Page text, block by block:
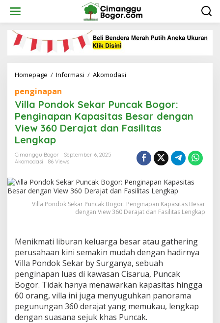
content
Homepage / Informasi / Akomodasi
Puncak
Bogor:
Penginapan
Kapasitas
View
dan
Fasilitas
penginapan
Villa Pondok Sekar Puncak Bogor:
Penginapan Kapasitas Besar dengan
View 360 Derajat dan Fasilitas
Lengkap
Cimanggu Bogor
September 6, 2025
Akomodasi
86 Views
Villa Pondok Sekar Puncak Bogor: Penginapan Kapasitas Besar
dengan View 360 Derajat dan Fasilitas Lengkap
Menikmati liburan keluarga besar atau gathering
perusahaan kini semakin mudah dengan hadirnya
Villa Pondok Sekar by Surganya, sebuah
penginapan luas di kawasan Cisarua, Puncak
Bogor. Tidak hanya menawarkan kapasitas hingga
60 orang, villa ini juga menyuguhkan panorama
pegunungan 360 derajat yang memukau, lengkap
dengan suasana sejuk khas Puncak.